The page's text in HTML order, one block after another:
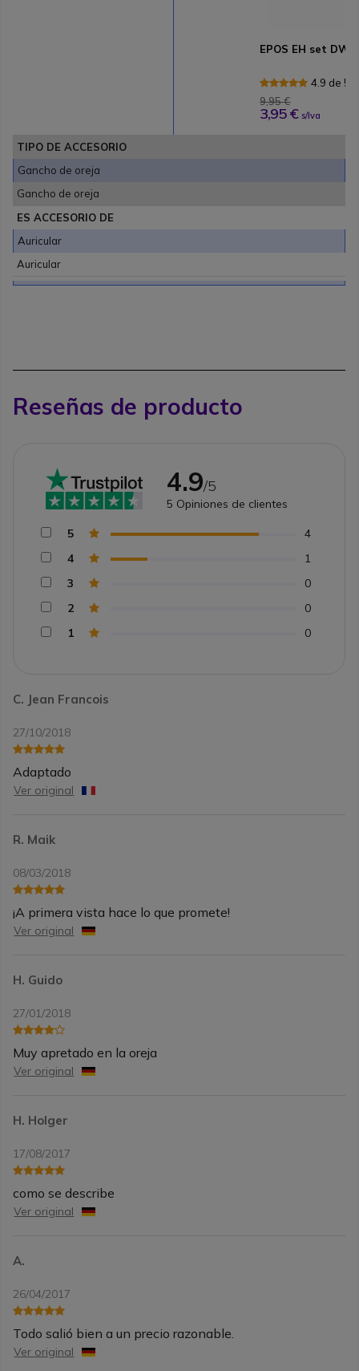
EPOS EH set DW
4.9 de 5
9,95 €
3,95 € s/Iva
TIPO DE ACCESORIO
Gancho de oreja
Gancho de oreja
ES ACCESORIO DE
Auricular
Auricular
Reseñas de producto
C. Jean Francois
27/10/2018
Adaptado
Ver original
R. Maik
08/03/2018
¡A primera vista hace lo que promete!
Ver original
H. Guido
27/01/2018
Muy apretado en la oreja
Ver original
H. Holger
17/08/2017
como se describe
Ver original
A.
26/04/2017
Todo salió bien a un precio razonable.
Ver original
4.9/5
5 Opiniones de clientes
5
4
4
1
3
0
2
0
1
0